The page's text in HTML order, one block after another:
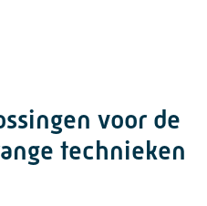
voor de
technieken